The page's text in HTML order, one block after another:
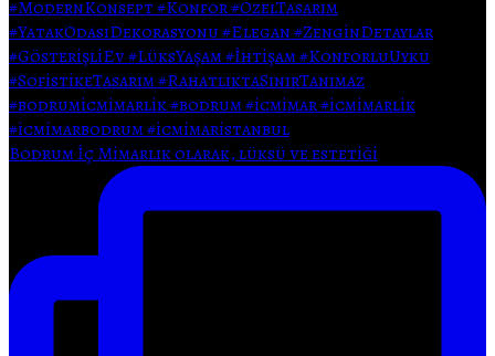
Bodrum İç Mimarlık olarak, lüksü ve estetiği